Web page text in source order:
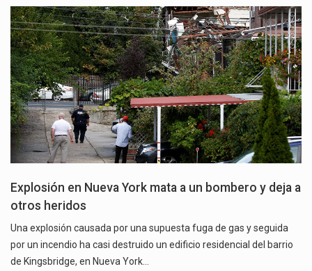
Explosión en Nueva York mata a un bombero y deja a
otros heridos
Una explosión causada por una supuesta fuga de gas y seguida
por un incendio ha casi destruido un edificio residencial del barrio
de Kingsbridge, en Nueva York…